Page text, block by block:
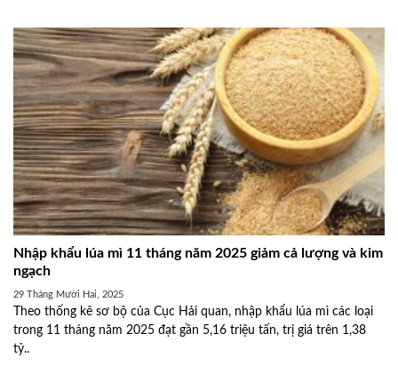
Nhập khẩu lúa mì 11 tháng năm 2025 giảm cả lượng và kim
ngạch
29 Tháng Mười Hai, 2025
Theo thống kê sơ bộ của Cục Hải quan, nhập khẩu lúa mì các loại
trong 11 tháng năm 2025 đạt gần 5,16 triệu tấn, trị giá trên 1,38
tỷ..